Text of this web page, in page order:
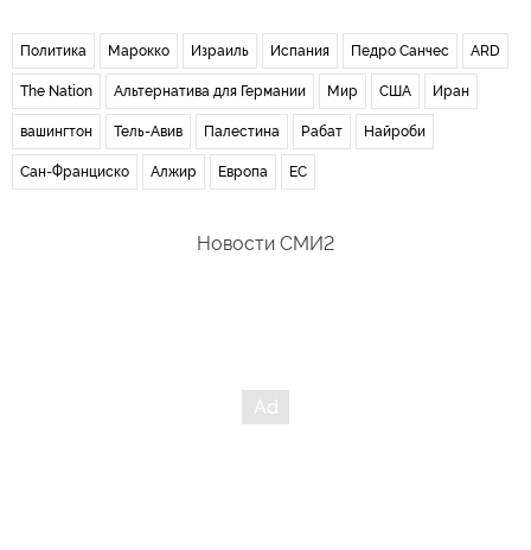
Политика Марокко Израиль Испания Педро Санчес ARD
The Nation Альтернатива для Германии Мир США Иран
вашингтон Тель-Авив Палестина Рабат Найроби
Сан-Франциско Алжир Европа ЕС
Новости СМИ2